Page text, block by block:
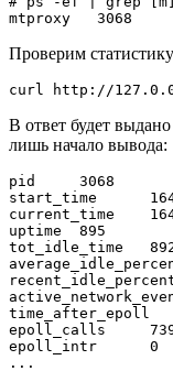
Проверим
В ответ будет
лишь начало вывода:
pid     3068
start_time
current_time
uptime  895
tot_idle_time
time_after_epoll
epoll_calls
epoll_intr      0